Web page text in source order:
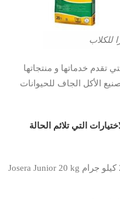
للكلاب
تقدم خدماتها و منتجاتها
في مجال تصنيع الأكل الجاف للحيوانات
التي تلائم الحالة
جوزيرا دراي فود جونيور 20 كيلو جرام Josera Junior 20 kg